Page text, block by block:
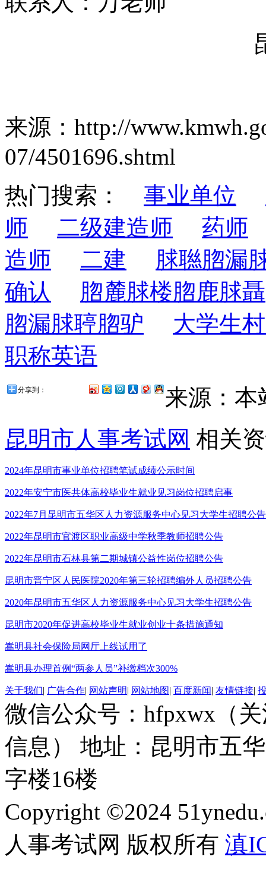
来源：http://
07/4501696.shtml
热门搜索： 事业单位
师
二级建造师
药师
造师
二建
脙聮脗漏
确认
脗麓脙楼脗鹿脙聶
脗漏脙聤脗驴
大学生
职称英语
分享到：
来源：本
昆明市人事考试网 相关
2024年昆明市事业单位招聘笔试成绩公示时间
2022年安宁市医共体高校毕业生就业见习岗位招聘启事
2022年7月昆明市五华区人力资源服务中心见习大学生招聘公告
2022年昆明市官渡区职业高级中学秋季教师招聘公告
2022年昆明市石林县第二期城镇公益性岗位招聘公告
昆明市晋宁区人民医院2020年第三轮招聘编外人员招聘公告
2020年昆明市五华区人力资源服务中心见习大学生招聘公告
昆明市2020年促进高校毕业生就业创业十条措施通知
嵩明县社会保险局网厅上线试用了
嵩明县办理首例“两参人员”补缴档次300%
关于我们| 广告合作| 网站声明| 网站地图| 百度新闻| 友情链接|
微信公众号：hfpxwx（
信息） 地址：昆明市五
字楼16楼
Copyright ©2024
人事考试网 版权所有 滇